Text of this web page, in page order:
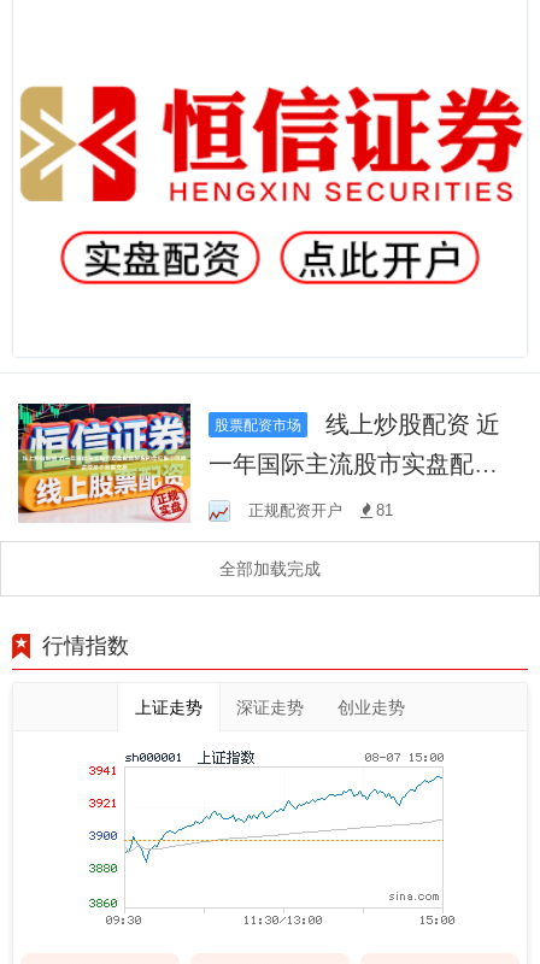
股票配资市场
线上炒股配资 近
一年国际主流股市实盘配资
炒股的仓位集中风险监控基
于真实交易
正规配资开户 81
全部加载完成
行情指数
上证走势 深证走势 创业走势